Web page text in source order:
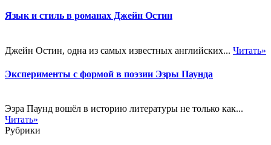
Язык и стиль в романах Джейн Остин
Джейн Остин, одна из самых известных английских... Читать»
Эксперименты с формой в поэзии Эзры Паунда
Эзра Паунд вошёл в историю литературы не только как...
Читать»
Рубрики